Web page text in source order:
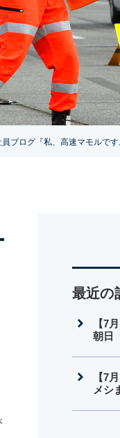
員ブログ『私、高速マモルです
最近の
【7
朝日
【7
メシ